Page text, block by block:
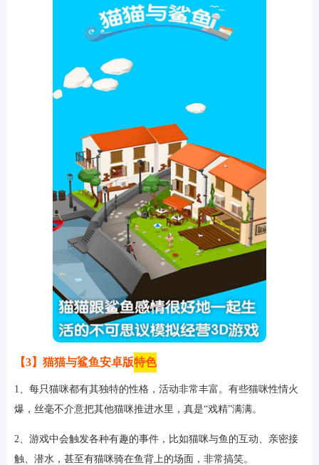
小游戏恋爱养成 沙盒模组
冒险解谜街机格斗
办公商务
生活购物
【3】猫猫与鲨鱼安卓版特色
1、每只猫咪都有其独特的性格，活动非常丰富。有些猫咪性情火
爆，丝毫不介意把其他猫咪推进水里，真是“戏精”满满。
2、游戏中会触发各种有趣的事件，比如猫咪与鱼的互动、亲密接
触、潜水，甚至有猫咪骑在鱼背上的场面，非常搞笑。